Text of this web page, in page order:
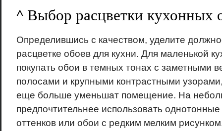
^ Выбор расцветки кухонных
Определившись с качеством, уделите
расцветке обоев для кухни. Для маленькой
покупать обои в темных тонах с заметными
полосами и крупными контрастными
еще больше уменьшат помещение. На
предпочтительнее использовать
оттенков или обои с редким мелким